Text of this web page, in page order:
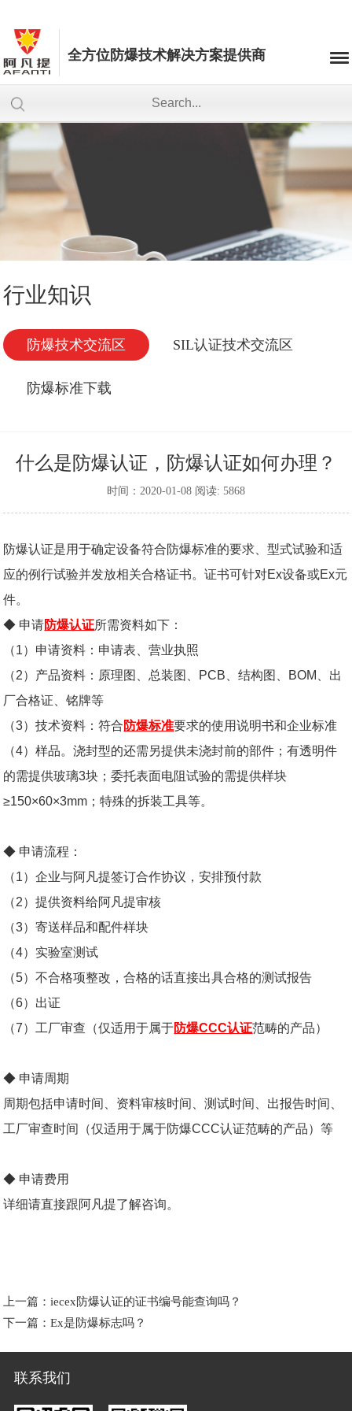
全方位防爆技术解决方案提供商
行业知识
防爆技术交流区 SIL认证技术交流区
防爆标准下载
什么是防爆认证，防爆认证如何办理？
时间：2020-01-08 阅读: 5868
防爆认证是用于确定设备符合防爆标准的要求、型式试验和适
应的例行试验并发放相关合格证书。证书可针对Ex设备或Ex元
件。
◆ 申请防爆认证所需资料如下：
（1）申请资料：申请表、营业执照
（2）产品资料：原理图、总装图、PCB、结构图、BOM、出
厂合格证、铭牌等
（3）技术资料：符合 防爆标准要求的使用说明书和企业标准
（4）样品。浇封型的还需另提供未浇封前的部件；有透明件
的需提供玻璃3块；委托表面电阻试验的需提供样块
≥150×60×3mm；特殊的拆装工具等。
◆ 申请流程：
（1）企业与阿凡提签订合作协议，安排预付款
（2）提供资料给阿凡提审核
（3）寄送样品和配件样块
（4）实验室测试
（5）不合格项整改，合格的话直接出具合格的测试报告
（6）出证
（7）工厂审查（仅适用于属于防爆CCC认证范畴的产品）
◆ 申请周期
周期包括申请时间、资料审核时间、测试时间、出报告时间、
工厂审查时间（仅适用于属于防爆CCC认证范畴的产品）等
◆ 申请费用
详细请直接跟阿凡提了解咨询。
上一篇：iecex防爆认证的证书编号能查询吗？
下一篇：Ex是防爆标志吗？
联系我们